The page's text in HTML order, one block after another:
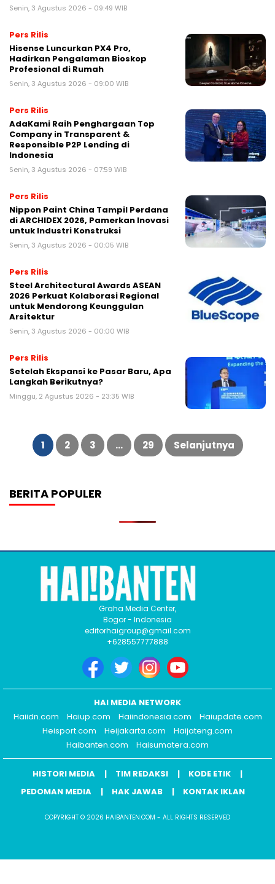
Senin, 3 Agustus 2026 - 09:49 WIB
Pers Rilis
Hisense Luncurkan PX4 Pro,
Hadirkan Pengalaman Bioskop
Profesional di Rumah
Senin, 3 Agustus 2026 - 09:00 WIB
Pers Rilis
AdaKami Raih Penghargaan Top
Company in Transparent &
Responsible P2P Lending di
Indonesia
Senin, 3 Agustus 2026 - 07:59 WIB
Pers Rilis
Nippon Paint China Tampil Perdana
di ARCHIDEX 2026, Pamerkan Inovasi
untuk Industri Konstruksi
Senin, 3 Agustus 2026 - 00:05 WIB
Pers Rilis
Steel Architectural Awards ASEAN
2026 Perkuat Kolaborasi Regional
untuk Mendorong Keunggulan
Arsitektur
Senin, 3 Agustus 2026 - 00:00 WIB
Pers Rilis
Setelah Ekspansi ke Pasar Baru, Apa
Langkah Berikutnya?
Minggu, 2 Agustus 2026 - 23:35 WIB
Paginasi
pos
1 2 3 … 29 Selanjutnya
BERITA POPULER
Graha Media Center,
Bogor - Indonesia
editorhaigroup@gmail.com
+628557777888
HAI MEDIA NETWORK
Haiidn.com
Haiup.com Haiindonesia.com
Haiupdate.com
Heisport.com
Heijakarta.com
Haijateng.com
Haibanten.com
Haisumatera.com
HISTORI MEDIA TIM REDAKSI
KODE ETIK
PEDOMAN MEDIA
HAK JAWAB KONTAK IKLAN
COPYRIGHT © 2026 HAIBANTEN.COM - ALL RIGHTS RESERVED